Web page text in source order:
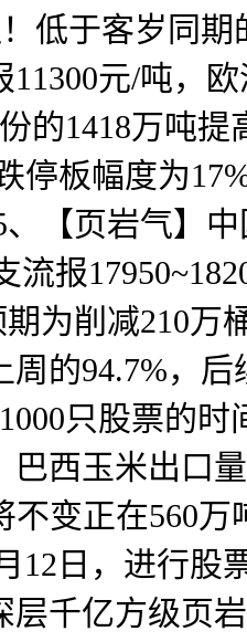
低于客岁同
元/吨，
的1418万吨
停板幅度为
【页岩气】
流报
为削减210万
的94.7%，
只股票的
西玉米出口
变正在560
12日，进行股
千亿方级页